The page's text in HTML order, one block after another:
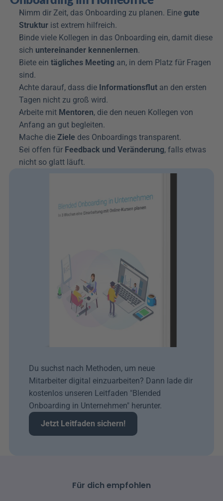
Nimm dir Zeit, das Onboarding zu planen. Eine gute
Struktur ist extrem hilfreich.
Binde viele Kollegen in das Onboarding ein, damit diese
sich untereinander kennenlernen.
Biete ein tägliches Meeting an, in dem Platz für Fragen
sind.
Achte darauf, dass die Informationsflut an den ersten
Tagen nicht zu groß wird.
Arbeite mit Mentoren, die den neuen Kollegen von
Anfang an gut begleiten.
Mache die Ziele des Onboardings transparent.
Sei offen für Feedback und Veränderung, falls etwas
nicht so glatt läuft.
Du suchst nach Methoden, um neue
Mitarbeiter digital einzuarbeiten? Dann lade dir
kostenlos unseren Leitfaden "Blended
Onboarding in Unternehmen" herunter.
Jetzt Leitfaden sichern!
Für dich empfohlen